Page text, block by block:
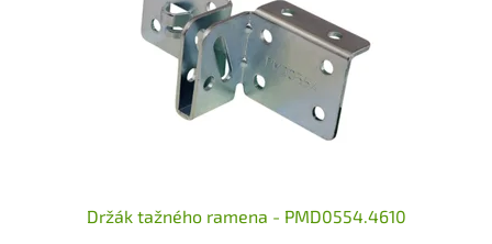
Držák tažného ramena - PMD0554.4610